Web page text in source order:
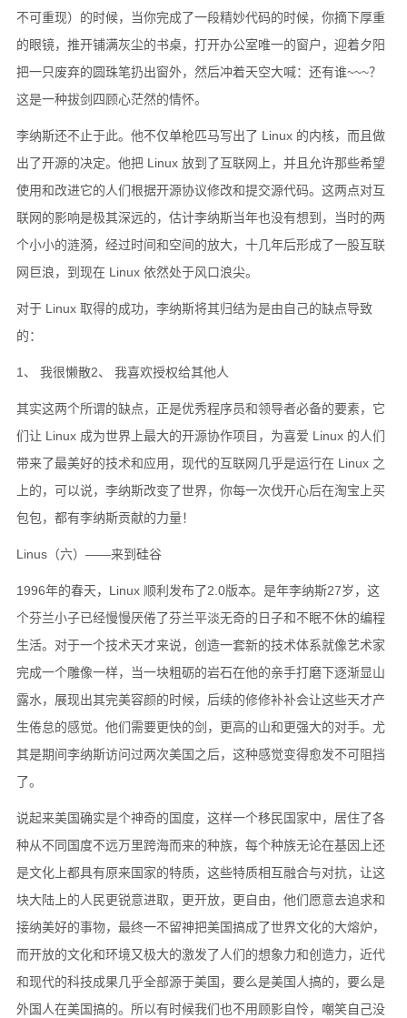
不可重现）的时候，当你完成了一段精妙代码的时候，你摘下厚重
的眼镜，推开铺满灰尘的书桌，打开办公室唯一的窗户，迎着夕阳
把一只废弃的圆珠笔扔出窗外，然后冲着天空大喊：还有谁~~~？
这是一种拔剑四顾心茫然的情怀。
李纳斯还不止于此。他不仅单枪匹马写出了 Linux 的内核，而且做
出了开源的决定。他把 Linux 放到了互联网上，并且允许那些希望
使用和改进它的人们根据开源协议修改和提交源代码。这两点对互
联网的影响是极其深远的，估计李纳斯当年也没有想到，当时的两
个小小的涟漪，经过时间和空间的放大，十几年后形成了一股互联
网巨浪，到现在 Linux 依然处于风口浪尖。
对于 Linux 取得的成功，李纳斯将其归结为是由自己的缺点导致
的：
1、 我很懒散2、 我喜欢授权给其他人
其实这两个所谓的缺点，正是优秀程序员和领导者必备的要素，它
们让 Linux 成为世界上最大的开源协作项目，为喜爱 Linux 的人们
带来了最美好的技术和应用，现代的互联网几乎是运行在 Linux 之
上的，可以说，李纳斯改变了世界，你每一次伐开心后在淘宝上买
包包，都有李纳斯贡献的力量！
Linus（六）——来到硅谷
1996年的春天，Linux 顺利发布了2.0版本。是年李纳斯27岁，这
个芬兰小子已经慢慢厌倦了芬兰平淡无奇的日子和不眠不休的编程
生活。对于一个技术天才来说，创造一套新的技术体系就像艺术家
完成一个雕像一样，当一块粗砺的岩石在他的亲手打磨下逐渐显山
露水，展现出其完美容颜的时候，后续的修修补补会让这些天才产
生倦怠的感觉。他们需要更快的剑，更高的山和更强大的对手。尤
其是期间李纳斯访问过两次美国之后，这种感觉变得愈发不可阻挡
了。
说起来美国确实是个神奇的国度，这样一个移民国家中，居住了各
种从不同国度不远万里跨海而来的种族，每个种族无论在基因上还
是文化上都具有原来国家的特质，这些特质相互融合与对抗，让这
块大陆上的人民更锐意进取，更开放，更自由，他们愿意去追求和
接纳美好的事物，最终一不留神把美国搞成了世界文化的大熔炉，
而开放的文化和环境又极大的激发了人们的想象力和创造力，近代
和现代的科技成果几乎全部源于美国，要么是美国人搞的，要么是
外国人在美国搞的。所以有时候我们也不用顾影自怜，嘲笑自己没